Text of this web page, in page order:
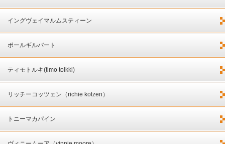
イングヴェイマルムスティーン
ポールギルバート
ティモトルキ(timo tolkki)
リッチーコッツェン（richie kotzen）
トニーマカパイン